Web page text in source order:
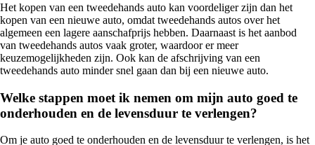
Het kopen van een tweedehands auto kan voordeliger zijn dan het
kopen van een nieuwe auto, omdat tweedehands autos over het
algemeen een lagere aanschafprijs hebben. Daarnaast is het aanbod
van tweedehands autos vaak groter, waardoor er meer
keuzemogelijkheden zijn. Ook kan de afschrijving van een
tweedehands auto minder snel gaan dan bij een nieuwe auto.
Welke stappen moet ik nemen om mijn auto goed te
onderhouden en de levensduur te verlengen?
Om je auto goed te onderhouden en de levensduur te verlengen, is het